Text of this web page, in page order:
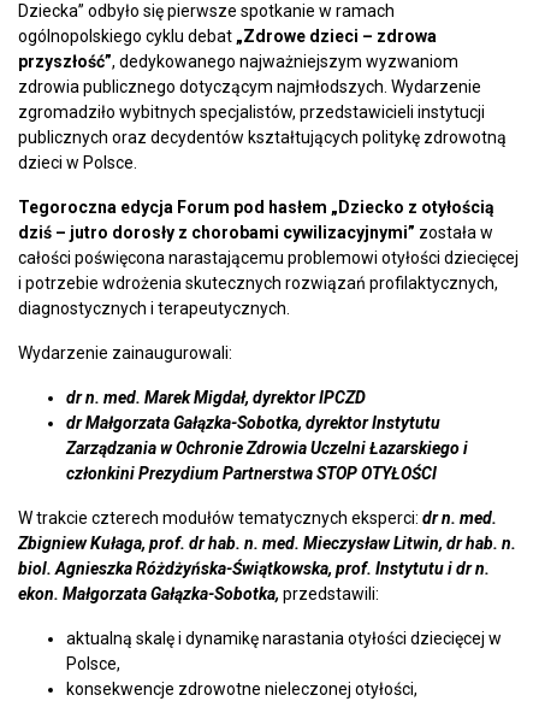
Dziecka” odbyło się pierwsze spotkanie w ramach
ogólnopolskiego cyklu debat „Zdrowe dzieci – zdrowa
przyszłość”, dedykowanego najważniejszym wyzwaniom
zdrowia publicznego dotyczącym najmłodszych. Wydarzenie
zgromadziło wybitnych specjalistów, przedstawicieli instytucji
publicznych oraz decydentów kształtujących politykę zdrowotną
dzieci w Polsce.
Tegoroczna edycja Forum pod hasłem „Dziecko z otyłością
dziś – jutro dorosły z chorobami cywilizacyjnymi” została w
całości poświęcona narastającemu problemowi otyłości dziecięcej
i potrzebie wdrożenia skutecznych rozwiązań profilaktycznych,
diagnostycznych i terapeutycznych.
Wydarzenie zainaugurowali:
dr n. med. Marek Migdał, dyrektor IPCZD
dr Małgorzata Gałązka-Sobotka, dyrektor Instytutu
Zarządzania w Ochronie Zdrowia Uczelni Łazarskiego i
członkini Prezydium Partnerstwa STOP OTYŁOŚCI
W trakcie czterech modułów tematycznych eksperci: dr n. med.
Zbigniew Kułaga, prof. dr hab. n. med. Mieczysław Litwin, dr hab. n.
biol. Agnieszka Różdżyńska-Świątkowska, prof. Instytutu i dr n.
ekon. Małgorzata Gałązka-Sobotka, przedstawili:
aktualną skalę i dynamikę narastania otyłości dziecięcej w
Polsce,
konsekwencje zdrowotne nieleczonej otyłości,